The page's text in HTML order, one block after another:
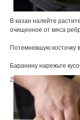
В казан налейте
очищенное от мяса
Потемневшую косточку
Баранину нарежьте
2